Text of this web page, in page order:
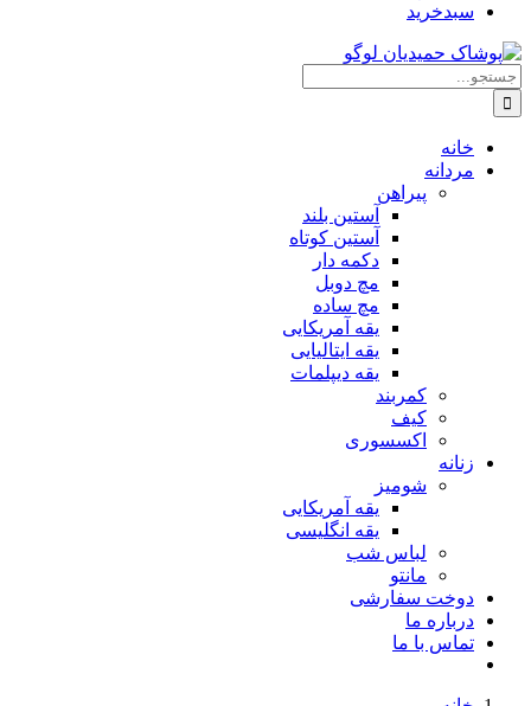
سبدخرید
جستجو
برای:
خانه
مردانه
پیراهن
آستین بلند
آستین کوتاه
دکمه دار
مچ دوبل
مچ ساده
یقه آمریکایی
یقه ایتالیایی
یقه دیپلمات
کمربند
کیف
اکسسوری
زنانه
شومیز
یقه آمریکایی
یقه انگلیسی
لباس شب
مانتو
دوخت سفارشی
درباره ما
تماس با ما